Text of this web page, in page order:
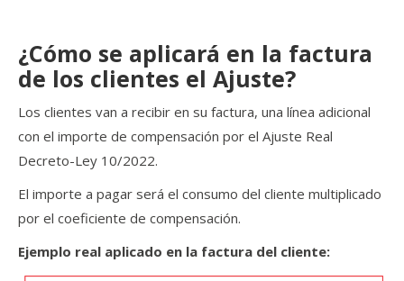
¿Cómo se aplicará en la factura
de los clientes el Ajuste?
Los clientes van a recibir en su factura, una línea adicional
con el importe de compensación por el Ajuste Real
Decreto-Ley 10/2022.
El importe a pagar será el consumo del cliente multiplicado
por el coeficiente de compensación.
Ejemplo real aplicado en la factura del cliente: